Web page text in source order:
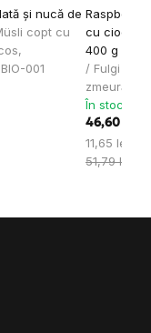
și nucă de
copt cu
001
Raspberry
cu
400 g
/ Fulgi
zmeură
În stoc
46,60 lei
Evaluare
preţ:
11,65 lei /
51,79 lei